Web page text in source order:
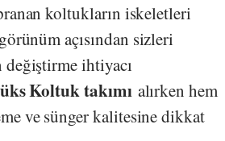
koltukların iskeletleri
açısından sizleri
ihtiyacı
Koltuk takımı alırken hem
ve sünger kalitesine dikkat